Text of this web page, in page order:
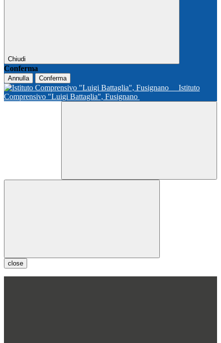
Chiudi
Conferma
Annulla Conferma
Istituto
Comprensivo "Luigi Battaglia", Fusignano
close